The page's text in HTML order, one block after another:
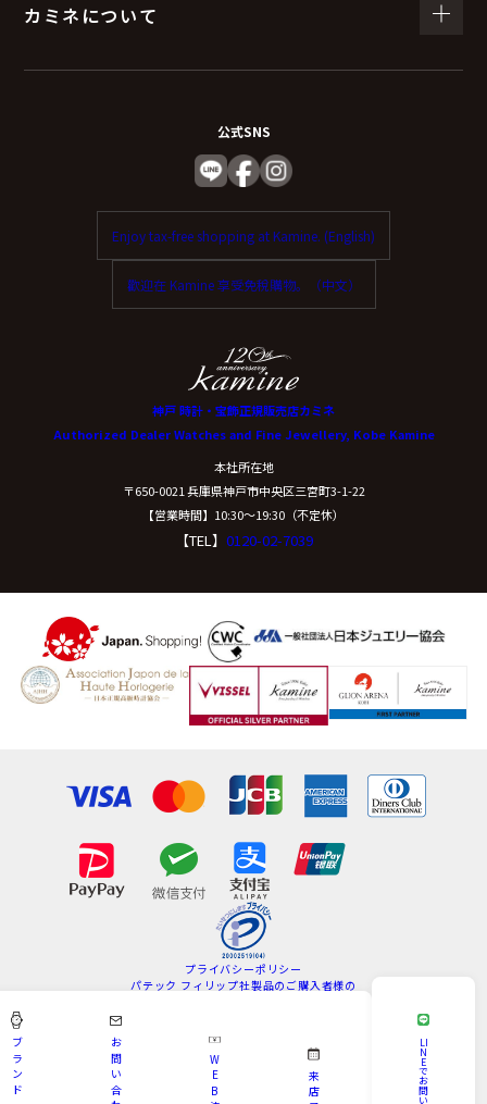
カミネについて
公式SNS
Enjoy tax-free shopping at Kamine. (English)
歡迎在 Kamine 享受免稅購物。（中文）
神戸 時計・宝飾正規販売店カミネ
Authorized Dealer Watches and Fine Jewellery, Kobe Kamine
本社所在地
〒650-0021 兵庫県神戸市中央区三宮町3-1-22
【営業時間】10:30〜19:30（不定休）
【TEL】 0120-02-7039
プライバシーポリシー
パテック フィリップ社製品のご購入者様の
サイトマップ
Copyright © KAMINE All Rights Reserved.
ブ
ラ
ン
ド
お
問
い
合
W
E
B
来
店
LI
N
E
で
お
問
い